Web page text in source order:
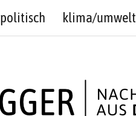
politisch klima/umwelt